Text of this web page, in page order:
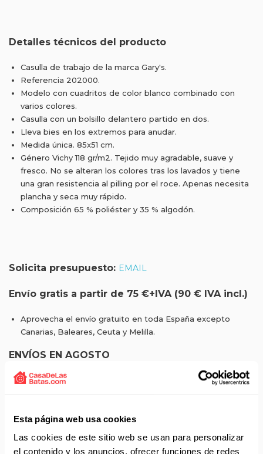
Esta página web usa cookies
Las cookies de este sitio web se usan para personalizar
el contenido y los anuncios, ofrecer funciones de redes
Detalles técnicos del producto
Casulla de trabajo de la marca Gary's.
Referencia 202000.
Modelo con cuadritos de color blanco combinado con
varios colores.
Casulla con un bolsillo delantero partido en dos.
Lleva bies en los extremos para anudar.
Medida única. 85x51 cm.
Género Vichy 118 gr/m2. Tejido muy agradable, suave y
fresco. No se alteran los colores tras los lavados y tiene
una gran resistencia al pilling por el roce. Apenas necesita
plancha y seca muy rápido.
Composición 65 % poliéster y 35 % algodón.
Solicita presupuesto: EMAIL
Envío gratis a partir de 75 €+IVA (90 € IVA incl.)
Aprovecha el envío gratuito en toda España excepto
Canarias, Baleares, Ceuta y Melilla.
ENVÍOS EN AGOSTO
No realizamos envíos del 10 al 21 de agosto.
Si adquieres productos con distinto plazo de entrega, el
Los productos sin disponibilidad 24 horas serán servidos a